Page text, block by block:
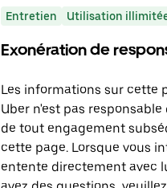
Entretien Utilisation
Exonération de
Les informations sur cette
Uber n'est pas
de tout engagement
cette page. Lorsque vous
entente directement avec